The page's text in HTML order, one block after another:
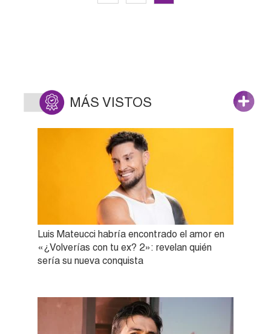
MÁS VISTOS
Luis Mateucci habría encontrado el amor en
«¿Volverías con tu ex? 2»: revelan quién
sería su nueva conquista